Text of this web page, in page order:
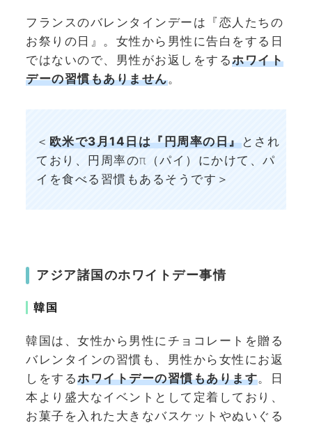
フランスのバレンタインデーは『恋人たちの
お祭りの日』。女性から男性に告白をする日
ではないので、男性がお返しをするホワイト
デーの習慣もありません。
＜ 欧米で3月14日は『円周率の日』とされ
ており、円周率のπ（パイ）にかけて、パ
イを食べる習慣もあるそうです＞
アジア諸国のホワイトデー事情
韓国
韓国は、女性から男性にチョコレートを贈る
バレンタインの習慣も、男性から女性にお返
しをするホワイトデーの習慣もあります。日
本より盛大なイベントとして定着しており、
お菓子を入れた大きなバスケットやぬいぐる